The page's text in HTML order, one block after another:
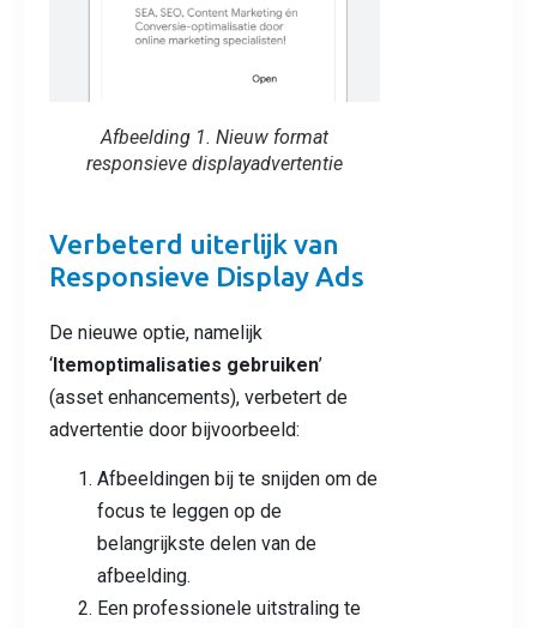
Afbeelding 1. Nieuw format
responsieve displayadvertentie
Verbeterd uiterlijk van
Responsieve Display Ads
De nieuwe optie, namelijk
‘Itemoptimalisaties gebruiken’
(asset enhancements), verbetert de
advertentie door bijvoorbeeld:
Afbeeldingen bij te snijden om de
focus te leggen op de
belangrijkste delen van de
afbeelding.
Een professionele uitstraling te